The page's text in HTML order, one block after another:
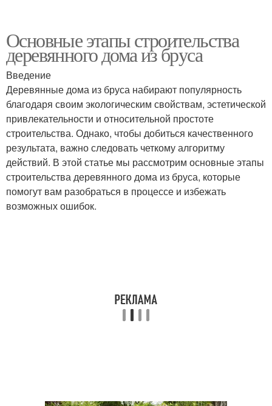
Основные этапы строительства
деревянного дома из бруса
Введение
Деревянные дома из бруса набирают популярность
благодаря своим экологическим свойствам, эстетической
привлекательности и относительной простоте
строительства. Однако, чтобы добиться качественного
результата, важно следовать четкому алгоритму
действий. В этой статье мы рассмотрим основные этапы
строительства деревянного дома из бруса, которые
помогут вам разобраться в процессе и избежать
возможных ошибок.